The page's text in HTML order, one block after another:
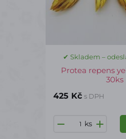
✔ Skladem –
Protea repens
30ks
425 Kč s DPH
ks